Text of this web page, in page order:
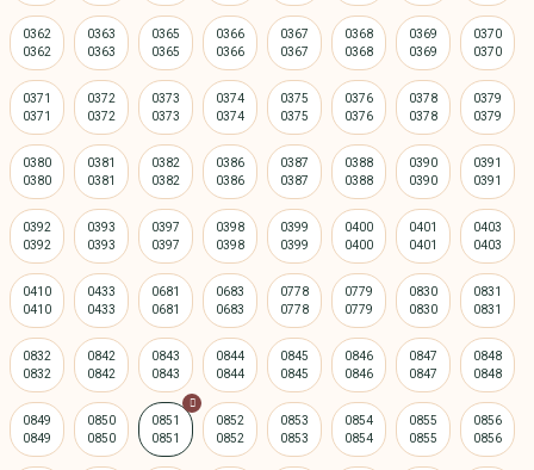
0362 0363 0365 0366 0367 0368 0369 0370
0371 0372 0373 0374 0375 0376 0378 0379
0380 0381 0382 0386 0387 0388 0390 0391
0392 0393 0397 0398 0399 0400 0401 0403
0410 0433 0681 0683 0778 0779 0830 0831
0832 0842 0843 0844 0845 0846 0847 0848
0849 0850 0851 0852 0853 0854 0855 0856